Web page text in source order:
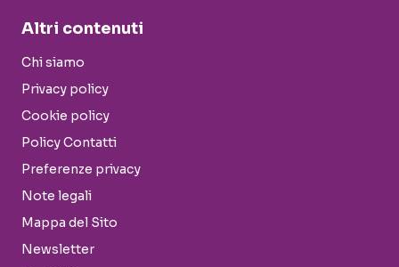
Altri contenuti
Chi siamo
Privacy policy
Cookie policy
Policy Contatti
Preferenze privacy
Note legali
Mappa del Sito
Newsletter